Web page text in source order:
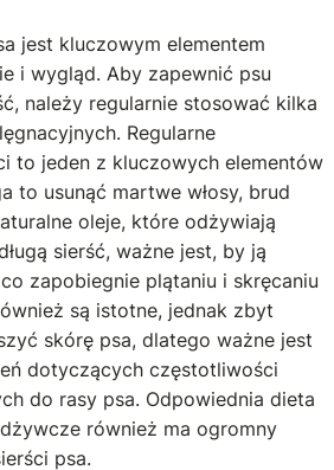
jest kluczowym elementem
i wygląd. Aby zapewnić psu
należy regularnie stosować kilka
Regularne
to jeden z kluczowych elementów
to usunąć martwe włosy, brud
oleje, które odżywiają
sierść, ważne jest, by ją
zapobiegnie plątaniu i skręcaniu
są istotne, jednak zbyt
skórę psa, dlatego ważne jest
dotyczących częstotliwości
do rasy psa. Odpowiednia dieta
również ma ogromny
psa.